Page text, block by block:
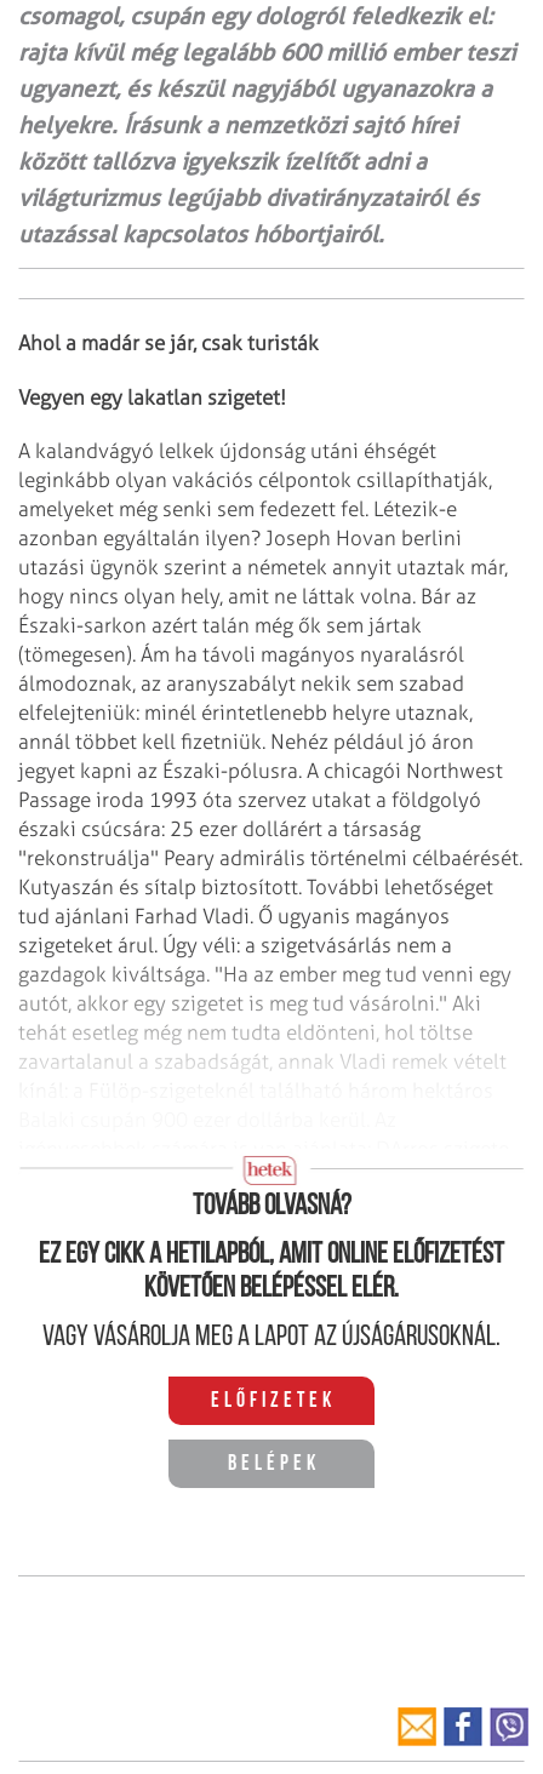
csomagol, csupán egy dologról feledkezik el:
rajta kívül még legalább 600 millió ember teszi
ugyanezt, és készül nagyjából ugyanazokra a
helyekre. Írásunk a nemzetközi sajtó hírei
között tallózva igyekszik ízelítőt adni a
világturizmus legújabb divatirányzatairól és
utazással kapcsolatos hóbortjairól.
Ahol a madár se jár, csak turisták
Vegyen egy lakatlan szigetet!
A kalandvágyó lelkek újdonság utáni éhségét
leginkább olyan vakációs célpontok csillapíthatják,
amelyeket még senki sem fedezett fel. Létezik-e
azonban egyáltalán ilyen? Joseph Hovan berlini
utazási ügynök szerint a németek annyit utaztak már,
hogy nincs olyan hely, amit ne láttak volna. Bár az
Északi-sarkon azért talán még ők sem jártak
(tömegesen). Ám ha távoli magányos nyaralásról
álmodoznak, az aranyszabályt nekik sem szabad
elfelejteniük: minél érintetlenebb helyre utaznak,
annál többet kell fizetniük. Nehéz például jó áron
jegyet kapni az Északi-pólusra. A chicagói Northwest
Passage iroda 1993 óta szervez utakat a földgolyó
északi csúcsára: 25 ezer dollárért a társaság
"rekonstruálja" Peary admirális történelmi célbaérését.
Kutyaszán és sítalp biztosított. További lehetőséget
tud ajánlani Farhad Vladi. Ő ugyanis magányos
szigeteket árul. Úgy véli: a szigetvásárlás nem a
gazdagok kiváltsága. "Ha az ember meg tud venni egy
autót, akkor egy szigetet is meg tud vásárolni." Aki
tehát esetleg még nem tudta eldönteni, hol töltse
zavartalanul a szabadságát, annak Vladi remek vételt
most alkalmi áron, 15 millió dollárért vásárolható meg.
Tovább olvasná?
Ez egy cikk a hetilapból, amit online előfizetést
követően belépéssel elér.
Vagy vásárolja meg a lapot az újságárusoknál.
Előfizetek
Belépek